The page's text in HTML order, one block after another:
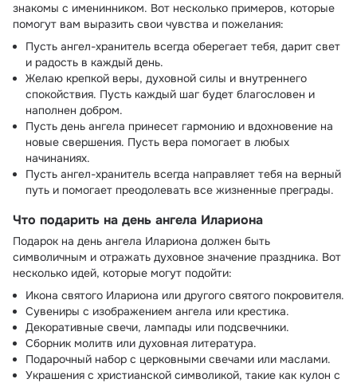
знакомы с именинником. Вот несколько примеров, которые
помогут вам выразить свои чувства и пожелания:
Пусть ангел-хранитель всегда оберегает тебя, дарит свет
и радость в каждый день.
Желаю крепкой веры, духовной силы и внутреннего
спокойствия. Пусть каждый шаг будет благословен и
наполнен добром.
Пусть день ангела принесет гармонию и вдохновение на
новые свершения. Пусть вера помогает в любых
начинаниях.
Пусть ангел-хранитель всегда направляет тебя на верный
путь и помогает преодолевать все жизненные преграды.
Что подарить на день ангела Илариона
Подарок на день ангела Илариона должен быть
символичным и отражать духовное значение праздника. Вот
несколько идей, которые могут подойти:
Икона святого Илариона или другого святого покровителя.
Сувениры с изображением ангела или крестика.
Декоративные свечи, лампады или подсвечники.
Сборник молитв или духовная литература.
Подарочный набор с церковными свечами или маслами.
Украшения с христианской символикой, такие как кулон с